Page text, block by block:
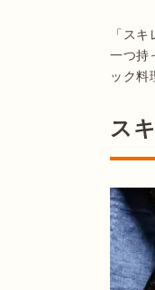
「ス
一つ持
ス